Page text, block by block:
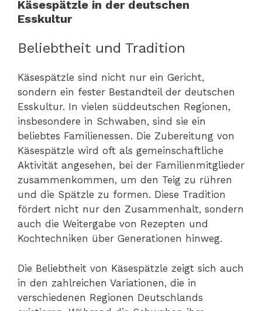
Käsespätzle in der deutschen
Esskultur
Beliebtheit und Tradition
Käsespätzle sind nicht nur ein Gericht,
sondern ein fester Bestandteil der deutschen
Esskultur. In vielen süddeutschen Regionen,
insbesondere in Schwaben, sind sie ein
beliebtes Familienessen. Die Zubereitung von
Käsespätzle wird oft als gemeinschaftliche
Aktivität angesehen, bei der Familienmitglieder
zusammenkommen, um den Teig zu rühren
und die Spätzle zu formen. Diese Tradition
fördert nicht nur den Zusammenhalt, sondern
auch die Weitergabe von Rezepten und
Kochtechniken über Generationen hinweg.
Die Beliebtheit von Käsespätzle zeigt sich auch
in den zahlreichen Variationen, die in
verschiedenen Regionen Deutschlands